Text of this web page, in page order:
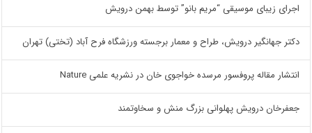
اجرای زیبای موسیقی “مریم بانو” توسط بهمن درویش
دکتر جهانگیر درویش، طراح و معمار برجسته ورزشگاه فرح آباد (تختی) تهران
انتشار مقاله پروفسور مرسده خواجوی خان در نشریه علمی Nature
جعفرخان درویش پهلوانی بزرگ منش و سخاوتمند